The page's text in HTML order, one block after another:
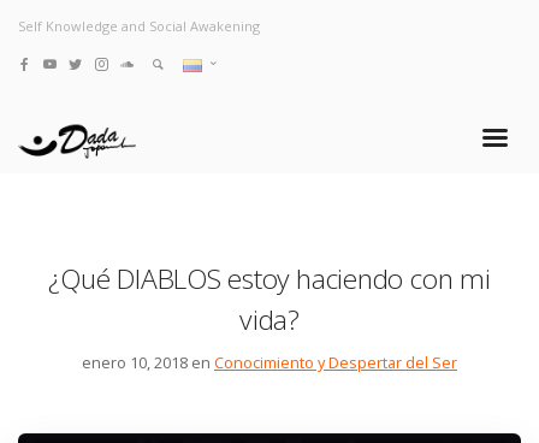
Self Knowledge and Social Awakening
¿Qué DIABLOS estoy haciendo con mi
vida?
enero 10, 2018 en Conocimiento y Despertar del Ser